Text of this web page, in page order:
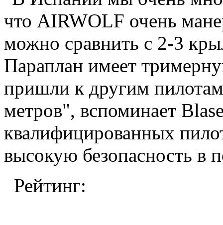
что AIRWOLF очень
можно сравнить с 2-3
Параплан имеет
пришли к другим
метров", вспоминает
квалифицированных
высокую безопасность в
Рейтинг: